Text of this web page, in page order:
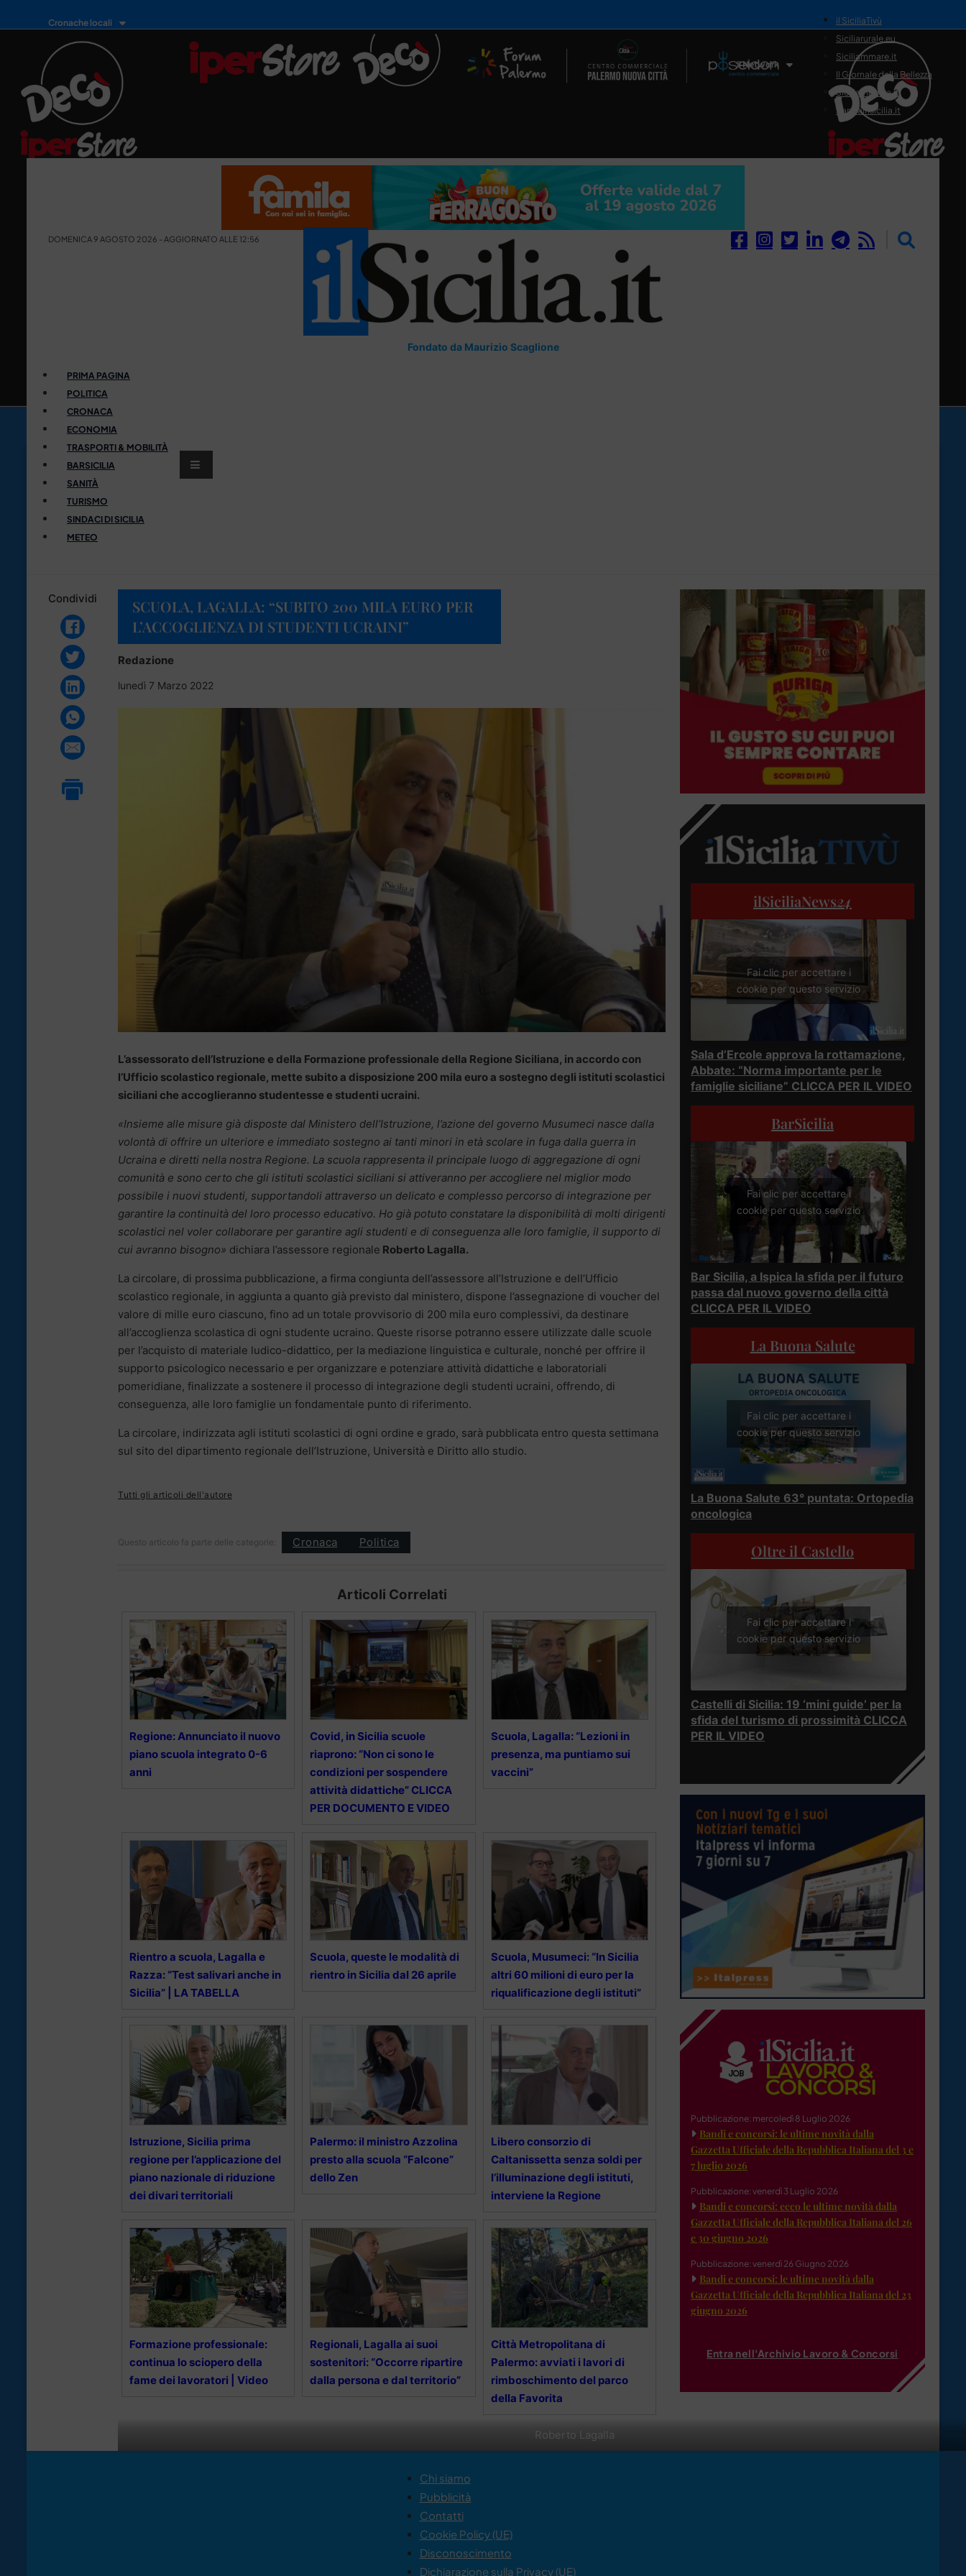
Cronache locali
Il Network
il SiciliaTivù
Siciliarurale.eu
Siciliammare.it
Il Giornale della Bellezza
Siciliamedica.it
Sanitainsicilia.it
DOMENICA 9 AGOSTO 2026 - AGGIORNATO ALLE 12:56
Fondato da Maurizio Scaglione
PRIMA PAGINA
POLITICA
CRONACA
ECONOMIA
TRASPORTI & MOBILITÀ
BARSICILIA
SANITÀ
TURISMO
SINDACI DI SICILIA
METEO
Condividi
SCUOLA, LAGALLA: “SUBITO 200 MILA EURO PER
L’ACCOGLIENZA DI STUDENTI UCRAINI”
Redazione
lunedì 7 Marzo 2022
Roberto Lagalla
L’assessorato dell’Istruzione e della Formazione professionale della Regione Siciliana, in accordo con
l’Ufficio scolastico regionale, mette subito a disposizione 200 mila euro a sostegno degli istituti scolastici
siciliani che accoglieranno studentesse e studenti ucraini.
«Insieme alle misure già disposte dal Ministero dell’Istruzione, l’azione del governo Musumeci nasce dalla
volontà di offrire un ulteriore e immediato sostegno ai tanti minori in età scolare in fuga dalla guerra in
Ucraina e diretti nella nostra Regione. La scuola rappresenta il principale luogo di aggregazione di ogni
comunità e sono certo che gli istituti scolastici siciliani si attiveranno per accogliere nel miglior modo
possibile i nuovi studenti, supportandoli attraverso un delicato e complesso percorso di integrazione per
garantire la continuità del loro processo educativo. Ho già potuto constatare la disponibilità di molti dirigenti
scolastici nel voler collaborare per garantire agli studenti e di conseguenza alle loro famiglie, il supporto di
cui avranno bisogno» dichiara l’assessore regionale Roberto Lagalla.
La circolare, di prossima pubblicazione, a firma congiunta dell’assessore all’Istruzione e dell’Ufficio
scolastico regionale, in aggiunta a quanto già previsto dal ministero, dispone l’assegnazione di voucher del
valore di mille euro ciascuno, fino ad un totale provvisorio di 200 mila euro complessivi, da destinare
all’accoglienza scolastica di ogni studente ucraino. Queste risorse potranno essere utilizzate dalle scuole
per l’acquisto di materiale ludico-didattico, per la mediazione linguistica e culturale, nonché per offrire il
supporto psicologico necessario e per organizzare e potenziare attività didattiche e laboratoriali
pomeridiane, finalizzate a sostenere il processo di integrazione degli studenti ucraini, offrendo, di
conseguenza, alle loro famiglie un fondamentale punto di riferimento.
La circolare, indirizzata agli istituti scolastici di ogni ordine e grado, sarà pubblicata entro questa settimana
sul sito del dipartimento regionale dell’Istruzione, Università e Diritto allo studio.
Tutti gli articoli dell'autore
Questo articolo fa parte delle categorie: Cronaca Politica
Articoli Correlati
Regione: Annunciato il nuovo
piano scuola integrato 0-6
anni
Covid, in Sicilia scuole
riaprono: “Non ci sono le
condizioni per sospendere
attività didattiche” CLICCA
PER DOCUMENTO E VIDEO
Scuola, Lagalla: “Lezioni in
presenza, ma puntiamo sui
vaccini”
Rientro a scuola, Lagalla e
Razza: “Test salivari anche in
Sicilia” | LA TABELLA
Scuola, queste le modalità di
rientro in Sicilia dal 26 aprile
Scuola, Musumeci: “In Sicilia
altri 60 milioni di euro per la
riqualificazione degli istituti”
Istruzione, Sicilia prima
regione per l’applicazione del
piano nazionale di riduzione
dei divari territoriali
Palermo: il ministro Azzolina
presto alla scuola “Falcone”
dello Zen
Libero consorzio di
Caltanissetta senza soldi per
l’illuminazione degli istituti,
interviene la Regione
Formazione professionale:
continua lo sciopero della
fame dei lavoratori | Video
Regionali, Lagalla ai suoi
sostenitori: “Occorre ripartire
dalla persona e dal territorio”
Città Metropolitana di
Palermo: avviati i lavori di
rimboschimento del parco
della Favorita
ilSiciliaNews24
Fai clic per accettare i
cookie per questo servizio
Sala d’Ercole approva la rottamazione,
Abbate: “Norma importante per le
famiglie siciliane” CLICCA PER IL VIDEO
BarSicilia
Fai clic per accettare i
cookie per questo servizio
Bar Sicilia, a Ispica la sfida per il futuro
passa dal nuovo governo della città
CLICCA PER IL VIDEO
La Buona Salute
Fai clic per accettare i
cookie per questo servizio
La Buona Salute 63° puntata: Ortopedia
oncologica
Oltre il Castello
Fai clic per accettare i
cookie per questo servizio
Castelli di Sicilia: 19 ‘mini guide’ per la
sfida del turismo di prossimità CLICCA
PER IL VIDEO
Pubblicazione: mercoledì 8 Luglio 2026
Bandi e concorsi: le ultime novità dalla
Gazzetta Ufficiale della Repubblica Italiana del 3 e
7 luglio 2026
Pubblicazione: venerdì 3 Luglio 2026
Bandi e concorsi: ecco le ultime novità dalla
Gazzetta Ufficiale della Repubblica Italiana del 26
e 30 giugno 2026
Pubblicazione: venerdì 26 Giugno 2026
Bandi e concorsi: le ultime novità dalla
Gazzetta Ufficiale della Repubblica Italiana del 23
giugno 2026
Entra nell'Archivio Lavoro & Concorsi
Chi siamo
Pubblicità
Contatti
Cookie Policy (UE)
Disconoscimento
Dichiarazione sulla Privacy (UE)